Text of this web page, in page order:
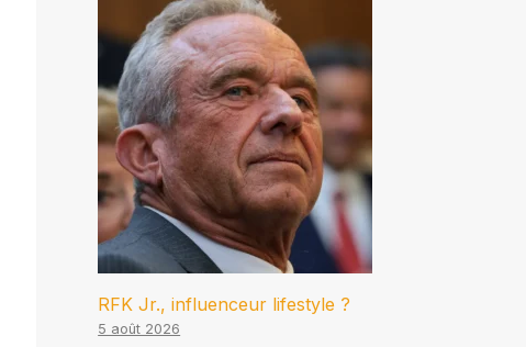
RFK Jr., influenceur lifestyle ?
5 août 2026